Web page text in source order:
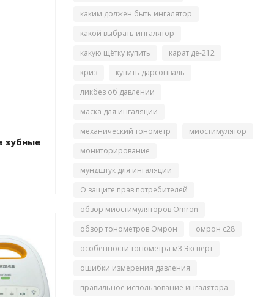
зубные
каким должен быть ингалятор
какой выбрать ингалятор
какую щётку купить
карат де-212
криз
купить дарсонваль
ликбез об давлении
маска для ингаляции
механический тонометр
миостимулятор
мониторирование
мундштук для ингаляции
О защите прав потребителей
обзор миостимуляторов Omron
обзор тонометров Омрон
омрон с28
особенности тонометра м3 Эксперт
ошибки измерения давления
правильное использование ингалятора